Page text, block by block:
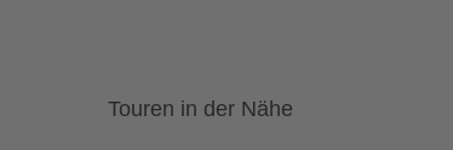
Touren in der Nähe